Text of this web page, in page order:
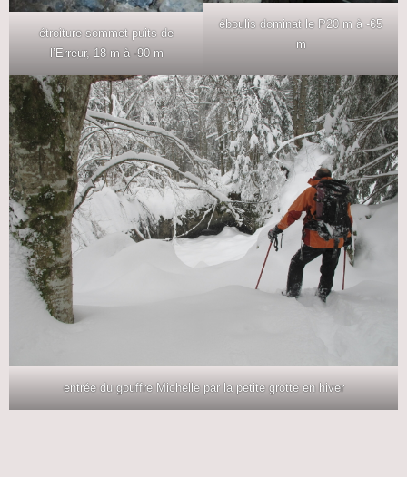
étroiture sommet puits de
l’Erreur, 18 m à -90 m
éboulis dominat le P20 m à -65
m
entrée du gouffre Michelle par la petite grotte en hiver